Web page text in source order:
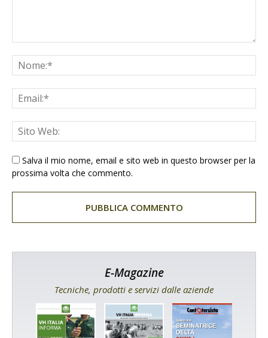
Salva il mio nome, email e sito web in questo browser per la
prossima volta che commento.
E-Magazine
Tecniche, prodotti e servizi dalle aziende